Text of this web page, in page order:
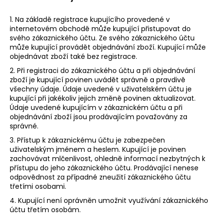
1. Na základě registrace kupujícího provedené v
internetovém obchodě může kupující přistupovat do
svého zákaznického účtu. Ze svého zákaznického účtu
může kupující provádět objednávání zboží. Kupující může
objednávat zboží také bez registrace.
2. Při registraci do zákaznického účtu a při objednávání
zboží je kupující povinen uvádět správně a pravdivě
všechny údaje. Údaje uvedené v uživatelském účtu je
kupující při jakékoliv jejich změně povinen aktualizovat.
Údaje uvedené kupujícím v zákaznickém účtu a při
objednávání zboží jsou prodávajícím považovány za
správné.
3. Přístup k zákaznickému účtu je zabezpečen
uživatelským jménem a heslem. Kupující je povinen
zachovávat mlčenlivost, ohledně informací nezbytných k
přístupu do jeho zákaznického účtu. Prodávající nenese
odpovědnost za případné zneužití zákaznického účtu
třetími osobami.
4. Kupující není oprávněn umožnit využívání zákaznického
účtu třetím osobám.